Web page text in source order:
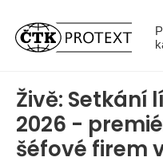
Živě:
2026 -
šéfové firem